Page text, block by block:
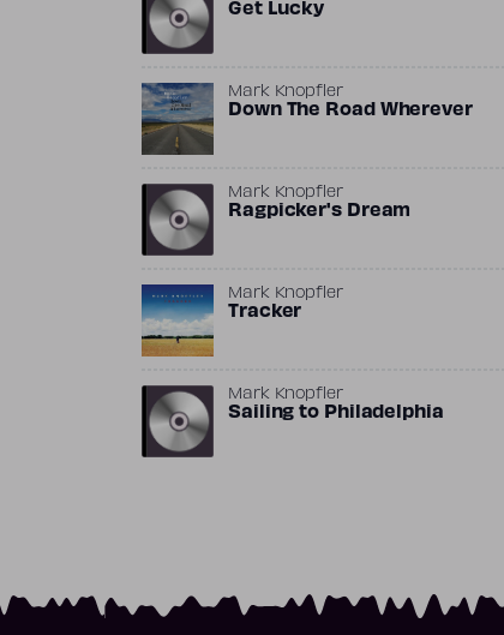
Get Lucky
Mark Knopfler
Down The Road Wherever
Mark Knopfler
Ragpicker's Dream
Mark Knopfler
Tracker
Mark Knopfler
Sailing to Philadelphia